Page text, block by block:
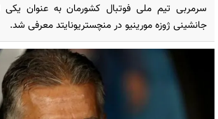
سرمربی تیم ملی فوتبال کشورمان به عنوان یکی
جانشینی ژوزه مورینیو در منچستریونایتد معرفی شد.